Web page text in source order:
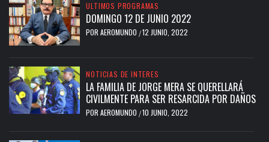
ULTIMOS PROGRAMAS
DOMINGO 12 DE JUNIO 2022
POR AEROMUNDO /12 JUNIO, 2022
NOTICIAS DE INTERES
LA FAMILIA DE JORGE MERA SE QUERELLARÁ
CIVILMENTE PARA SER RESARCIDA POR DAÑOS
POR AEROMUNDO /10 JUNIO, 2022